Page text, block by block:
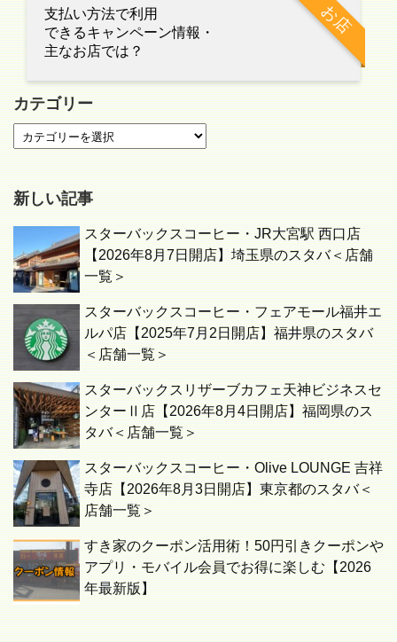
お店
支払い方法で利用
できるキャンペーン情報・
主なお店では？
カテゴリー
新しい記事
スターバックスコーヒー・JR大宮駅 西口店
【2026年8月7日開店】埼玉県のスタバ＜店舗
一覧＞
スターバックスコーヒー・フェアモール福井エ
ルパ店【2025年7月2日開店】福井県のスタバ
＜店舗一覧＞
スターバックスリザーブカフェ天神ビジネスセ
ンターⅡ店【2026年8月4日開店】福岡県のス
タバ＜店舗一覧＞
スターバックスコーヒー・Olive LOUNGE 吉祥
寺店【2026年8月3日開店】東京都のスタバ＜
店舗一覧＞
すき家のクーポン活用術！50円引きクーポンや
アプリ・モバイル会員でお得に楽しむ【2026
年最新版】